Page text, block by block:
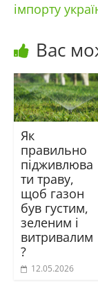
імпорту
Вас
Як
правильно
підживлюва
ти траву,
щоб газон
був густим,
зеленим і
витривалим
?
12.05.2026